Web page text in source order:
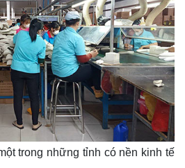
trong những tỉnh có nền kinh tế